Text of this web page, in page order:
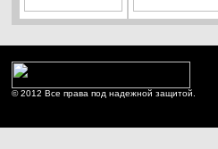
© 2012 Все права под надежной защитой.